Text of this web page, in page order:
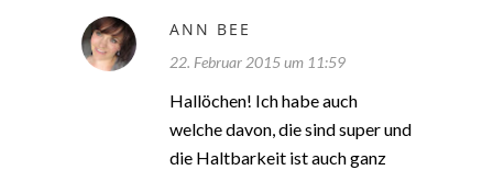
ANN BEE
22. Februar 2015 um 11:59
Hallöchen! Ich habe auch
welche davon, die sind super und
die Haltbarkeit ist auch ganz